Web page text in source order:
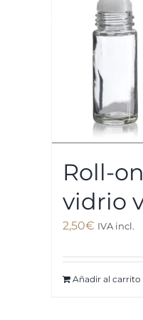
Roll-
vidrio
2,50€ IVA incl.
Añadir al carrito